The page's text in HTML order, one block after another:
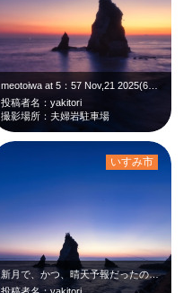
meotoiwa at 5：57 Nov,21 2025(6D+canon 2…
投稿者名：yakitori
撮影場所：夫婦岩駐車場
新月で、かつ、晴天予報だったので、星撮影に行ってきました。その後の朝焼け時です…
いすみ市